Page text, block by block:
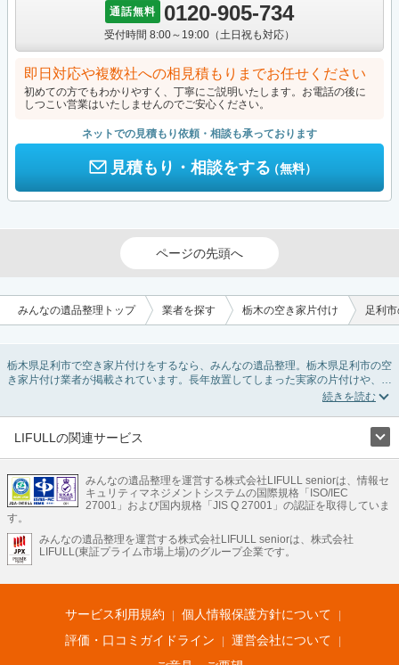
通話無料 0120-905-734
受付時間 8:00～19:00（土日祝も対応）
即日対応や複数社への相見積もりまでお任せください
初めての方でもわかりやすく、丁寧にご説明いたします。お電話の後に
しつこい営業はいたしませんのでご安心ください。
ネットでの見積もり依頼・相談も承っております
見積もり・相談をする（無料）
ページの先頭へ
みんなの遺品整理トップ 業者を探す 栃木の空き家片付け 足利
栃木県足利市で空き家片付けをするなら、みんなの遺品整理。栃木県足利市の空
き家片付け業者が掲載されています。長年放置してしまった実家の片付けや、相
続したが住む予定のない親の家の不用品の処分・回収・引き取りまで対応してい
してみましょう。
LIFULLの関連サービス
不動産・住宅
引越し 老人ホーム 地方創生 ママの就労支援
不動産クラウドファンディング 遺品整理 老後の暮らし情報
LIFULL HOME'Sのサービス
不動産・住宅
不動産査定 マンション専門売却査定 不動産投資 アドバイザー
不動産アーカイブ
空き家バンク 家賃相場 不動産会社
まちむすび
不動産用語集 住まいのお役立ち情報
LIFULL HOME'S PRESS
アプリ 不動産データ 不動産転職
みんなの遺品整理を運営する株式会社LIFULL seniorは、情報セ
キュリティマネジメントシステムの国際規格「ISO/IEC
27001」および国内規格「JIS Q 27001」の認証を取得していま
す。
みんなの遺品整理を運営する株式会社LIFULL seniorは、株式会社
LIFULL(東証プライム市場上場)のグループ企業です。
サービス利用規約
個人情報保護方針について
評価・口コミガイドライン
運営会社について